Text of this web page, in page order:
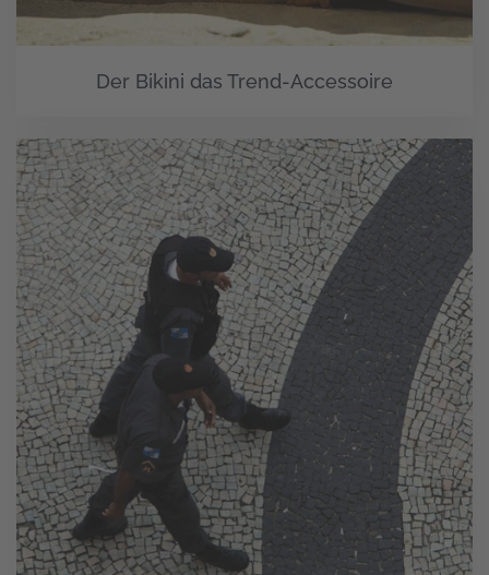
Der Bikini das Trend-Accessoire